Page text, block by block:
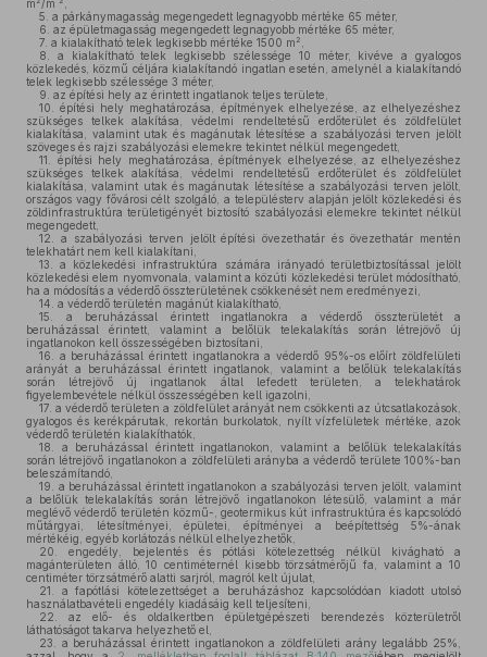
m /m
5. a párkánymagasság megengedett legnagyobb mértéke 65 méter,
6. az épületmagasság megengedett legnagyobb mértéke 65 méter,
7. a kialakítható telek legkisebb mértéke 1500 m 2
8.
a kialakítható telek legkisebb szélessége 10 méter, kivéve a gyalogos
közlekedés, közmű céljára kialakítandó ingatlan esetén, amelynél a kialakítandó
telek legkisebb szélessége 3 méter,
9. az építési hely az érintett ingatlanok teljes területe,
10.
építési hely meghatározása, építmények elhelyezése, az elhelyezéshez
szükséges telkek alakítása, védelmi rendeltetésű erdőterület és zöldfelület
kialakítása, valamint utak és magánutak létesítése a szabályozási terven jelölt
szöveges és rajzi szabályozási elemekre tekintet nélkül megengedett,
11.
építési hely meghatározása, építmények elhelyezése, az elhelyezéshez
szükséges telkek alakítása, védelmi rendeltetésű erdőterület és zöldfelület
kialakítása, valamint utak és magánutak létesítése a szabályozási terven jelölt,
országos vagy fővárosi célt szolgáló, a településterv alapján jelölt közlekedési és
zöldinfrastruktúra területigényét biztosító szabályozási elemekre tekintet nélkül
megengedett,
12.
a szabályozási terven jelölt építési övezethatár és övezethatár mentén
telekhatárt nem kell kialakítani,
13.
a közlekedési infrastruktúra számára irányadó területbiztosítással jelölt
közlekedési elem nyomvonala, valamint a közúti közlekedési terület módosítható,
ha a módosítás a véderdő összterületének csökkenését nem eredményezi,
14. a véderdő területén magánút kialakítható,
15.
a beruházással érintett ingatlanokra a véderdő összterületét a
beruházással érintett, valamint a belőlük telekalakítás során létrejövő új
ingatlanokon kell összességében biztosítani,
16.
a beruházással érintett ingatlanokra a véderdő 95%-os előírt zöldfelületi
arányát a beruházással érintett ingatlanok, valamint a belőlük telekalakítás
során létrejövő új ingatlanok által lefedett területen, a telekhatárok
figyelembevétele nélkül összességében kell igazolni,
17. a véderdő területen a zöldfelület arányát nem csökkenti az útcsatlakozások,
gyalogos és kerékpárutak, rekortán burkolatok, nyílt vízfelületek mértéke, azok
véderdő területén kialakíthatók,
18.
a beruházással érintett ingatlanokon, valamint a belőlük telekalakítás
során létrejövő ingatlanokon a zöldfelületi arányba a véderdő területe 100%-ban
beleszámítandó,
19.
a beruházással érintett ingatlanokon a szabályozási terven jelölt, valamint
a belőlük telekalakítás során létrejövő ingatlanokon létesülő, valamint a már
meglévő véderdő területén közmű-, geotermikus kút infrastruktúra és kapcsolódó
műtárgyai, létesítményei, épületei, építményei a beépítettség 5%-ának
mértékéig, egyéb korlátozás nélkül elhelyezhetők,
20.
engedély, bejelentés és pótlási kötelezettség nélkül kivágható a
magánterületen álló, 10 centiméternél kisebb törzsátmérőjű fa, valamint a 10
centiméter törzsátmérő alatti sarjról, magról kelt újulat,
21.
a fapótlási kötelezettséget a beruházáshoz kapcsolódóan kiadott utolsó
használatbavételi engedély kiadásáig kell teljesíteni,
22.
az elő- és oldalkertben épületgépészeti berendezés közterületről
láthatóságot takarva helyezhető el,
23.
a beruházással érintett ingatlanokon a zöldfelületi arány legalább 25%,